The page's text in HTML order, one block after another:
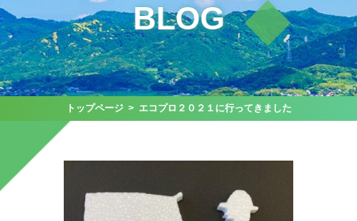
BLOG
トップページ> エコプロ２０２１に行ってきました